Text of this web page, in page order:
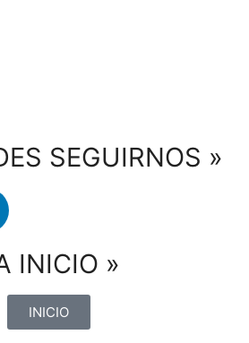
SEGUIRNOS »
INICIO »
INICIO